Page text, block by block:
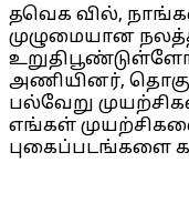
தவெக வில்,
முழுமையான
அணியினர்,
பல்வேறு
எங்கள்
புகைப்படங்களை